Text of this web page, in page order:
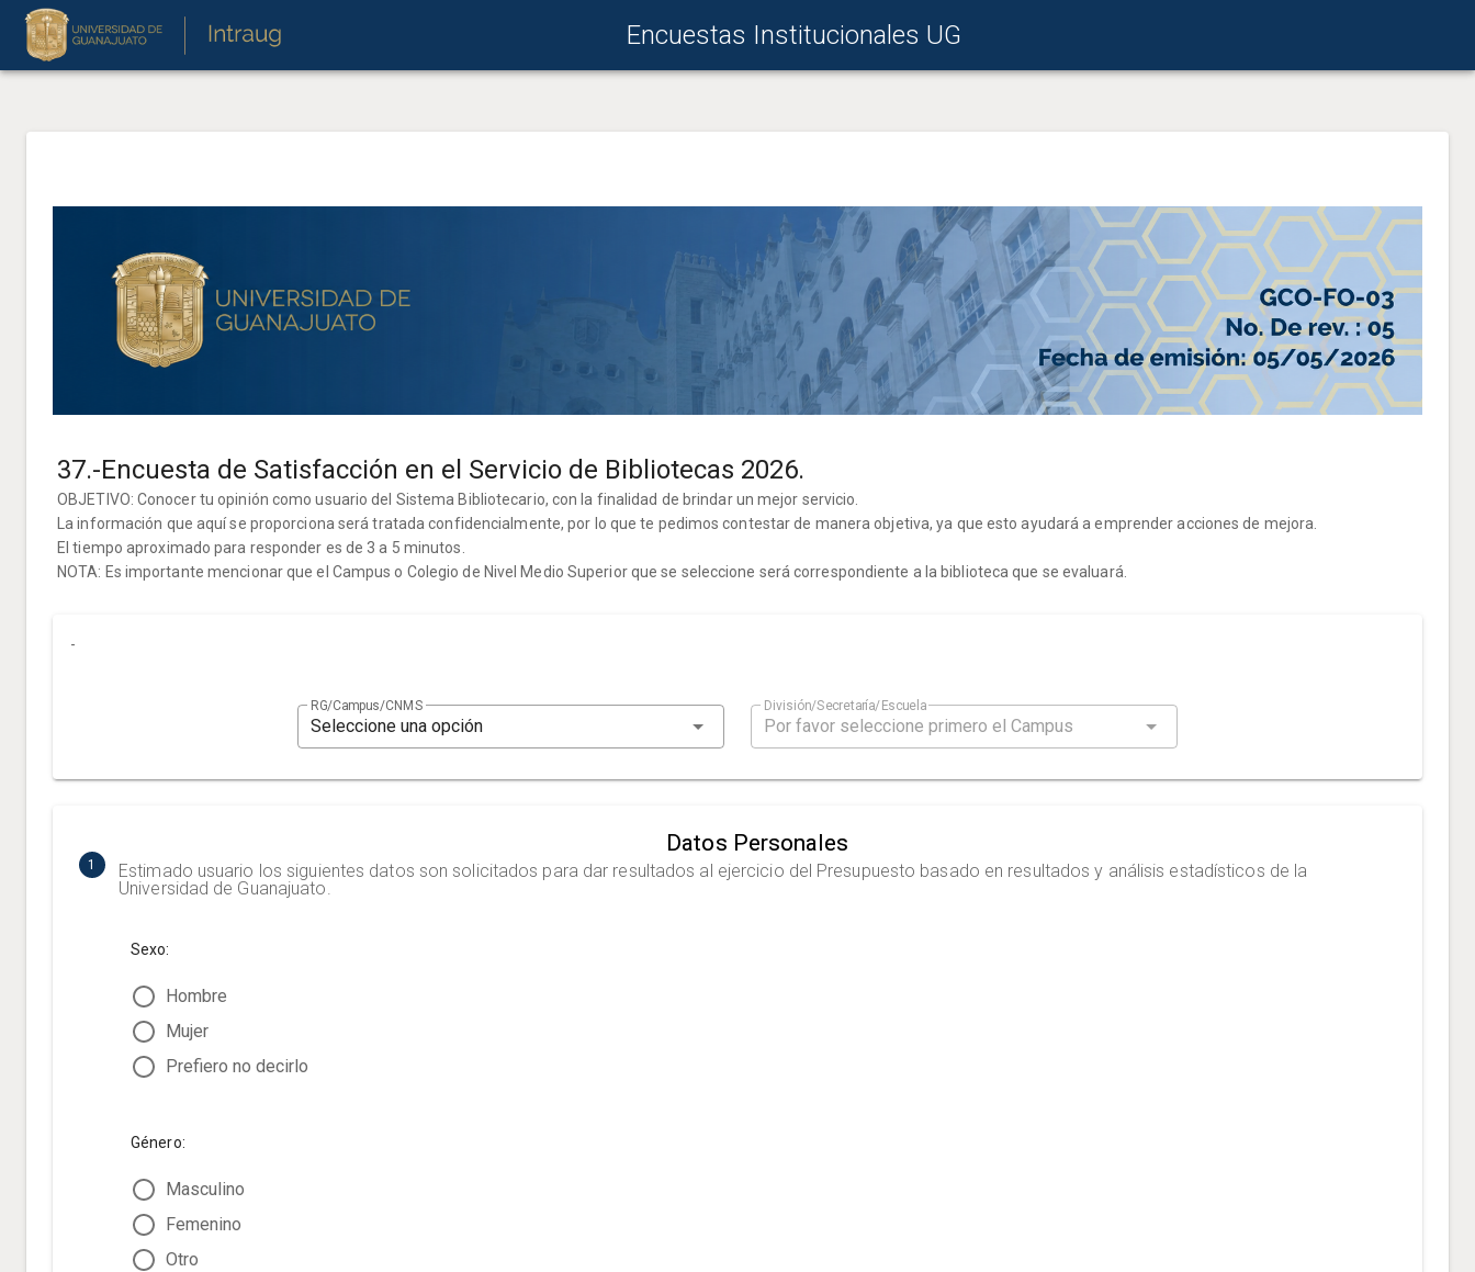
Encuestas Institucionales UG
37.-Encuesta de Satisfacción en el Servicio de Bibliotecas 2026.
OBJETIVO: Conocer tu opinión como usuario del Sistema Bibliotecario, con la finalidad de brindar un mejor servicio.
La información que aquí se proporciona será tratada confidencialmente, por lo que te pedimos contestar de manera objetiva, ya que esto ayudará a emprender acciones de mejora.
El tiempo aproximado para responder es de 3 a 5 minutos.
NOTA: Es importante mencionar que el Campus o Colegio de Nivel Medio Superior que se seleccione será correspondiente a la biblioteca que se evaluará.
-
RG/Campus/CNMS División/Secretaría/Escuela
1
Datos Personales
Estimado usuario los siguientes datos son solicitados para dar resultados al ejercicio del Presupuesto basado en resultados y análisis estadísticos de la
Universidad de Guanajuato.
Sexo:
Hombre
Mujer
Prefiero no decirlo
Género:
Masculino
Femenino
Otro